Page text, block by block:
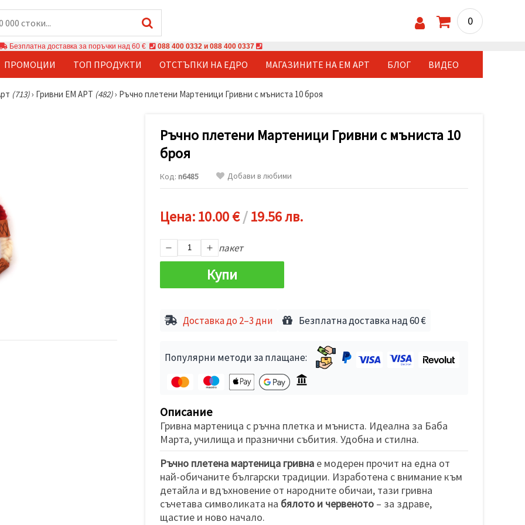
0
Безплатна доставка за поръчки над 60 € 088 400 0332 и 088 400 0337
ПРОМОЦИИ ТОП ПРОДУКТИ ОТСТЪПКИ НА ЕДРО МАГАЗИНИТЕ НА ЕМ АРТ БЛОГ ВИДЕО
(713)› Гривни ЕМ АРТ (482)› Ръчно плетени Мартеници Гривни с мъниста 10 броя
Ръчно плетени Мартеници Гривни с мъниста 10
броя
Код: n6485 Добави в любими
Цена:10.00 €/19.56 лв.
пакет
Купи
Доставка до 2–3 дни Безплатна доставка над 60 €
Популярни методи за плащане:
Описание
Гривна мартеница с ръчна плетка и мъниста. Идеална за Баба
Марта, училища и празнични събития. Удобна и стилна.
Ръчно плетена мартеница гривна е модерен прочит на една от
най-обичаните български традиции. Изработена с внимание към
детайла и вдъхновение от народните обичаи, тази гривна
съчетава символиката на бялото и червеното – за здраве,
щастие и ново начало.